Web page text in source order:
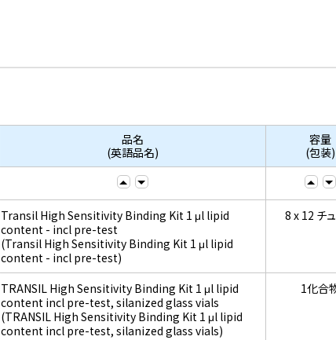
品名
(英語品名)
容量
(包装)
Transil High Sensitivity Binding Kit 1 μl lipid
content - incl pre-test
(Transil High Sensitivity Binding Kit 1 μl lipid
content - incl pre-test)
8 x 12 チ
TRANSIL High Sensitivity Binding Kit 1 μl lipid
content incl pre-test, silanized glass vials
(TRANSIL High Sensitivity Binding Kit 1 μl lipid
content incl pre-test, silanized glass vials)
1化合